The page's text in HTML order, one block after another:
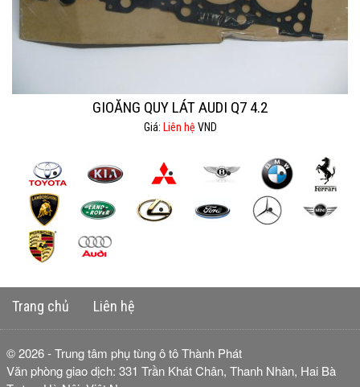
GIOĂNG QUY LÁT AUDI Q7 4.2
Giá: Liên hệ VND
Trang chủ Liên hệ
© 2026 - Trung tâm phụ tùng ô tô Thành Phát
Văn phòng giao dịch: 331 Trần Khát Chân, Thanh Nhàn, Hai Bà